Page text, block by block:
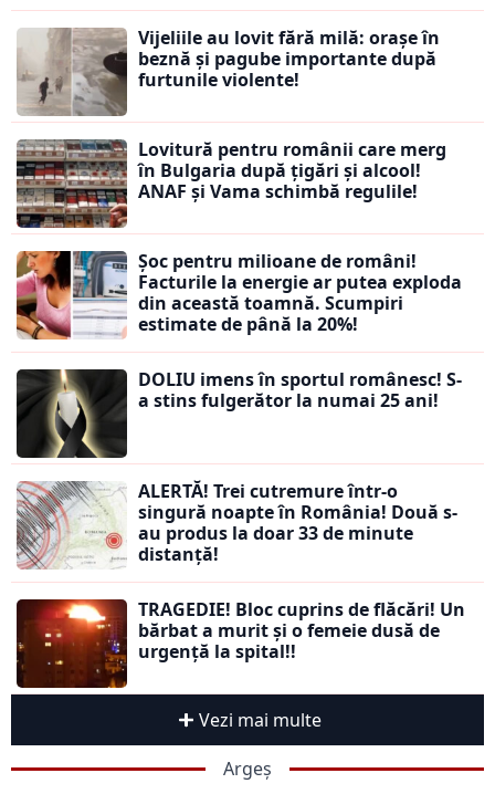
Vijeliile au lovit fără milă: orașe în
beznă și pagube importante după
furtunile violente!
Lovitură pentru românii care merg
în Bulgaria după țigări și alcool!
ANAF și Vama schimbă regulile!
Șoc pentru milioane de români!
Facturile la energie ar putea exploda
din această toamnă. Scumpiri
estimate de până la 20%!
DOLIU imens în sportul românesc! S-
a stins fulgerător la numai 25 ani!
ALERTĂ! Trei cutremure într-o
singură noapte în România! Două s-
au produs la doar 33 de minute
distanță!
TRAGEDIE! Bloc cuprins de flăcări! Un
bărbat a murit și o femeie dusă de
urgență la spital!!
Vezi mai multe
Argeș